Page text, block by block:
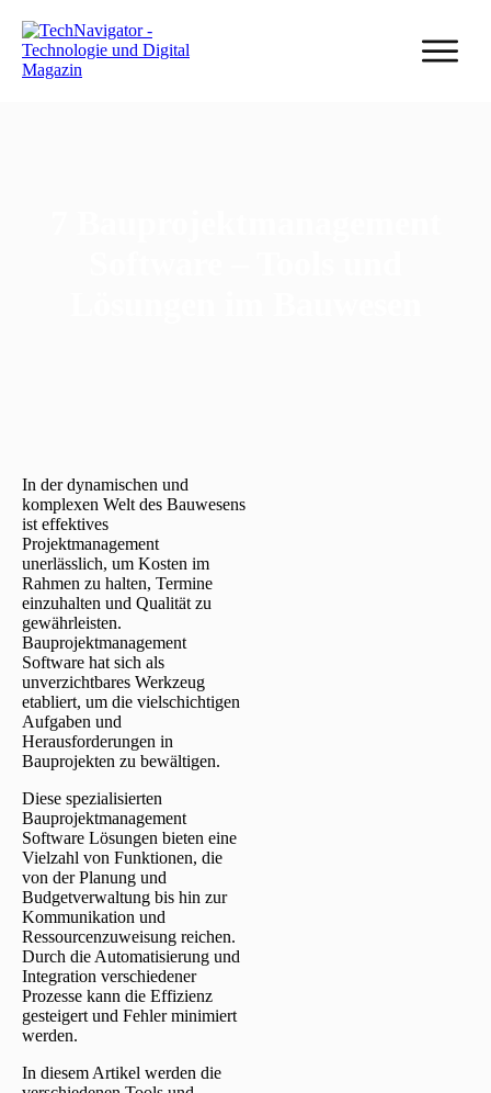
In der dynamischen und
komplexen Welt des Bauwesens
ist effektives
Projektmanagement
unerlässlich, um Kosten im
Rahmen zu halten, Termine
einzuhalten und Qualität zu
gewährleisten.
Bauprojektmanagement
Software hat sich als
unverzichtbares Werkzeug
etabliert, um die vielschichtigen
Aufgaben und
Herausforderungen in
Bauprojekten zu bewältigen.
Diese spezialisierten
Bauprojektmanagement
Software Lösungen bieten eine
Vielzahl von Funktionen, die
von der Planung und
Budgetverwaltung bis hin zur
Kommunikation und
Ressourcenzuweisung reichen.
Durch die Automatisierung und
Integration verschiedener
Prozesse kann die Effizienz
gesteigert und Fehler minimiert
werden.
In diesem Artikel werden die